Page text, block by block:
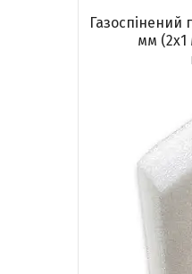
Газоспінений
мм (2х1